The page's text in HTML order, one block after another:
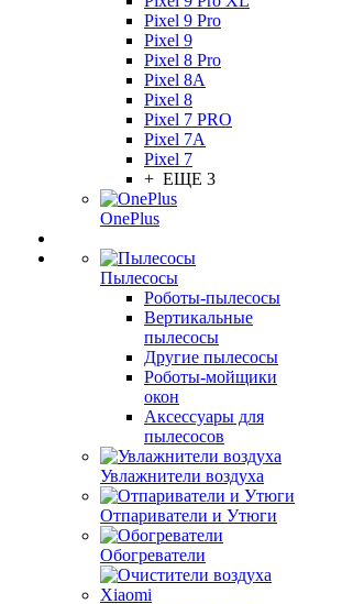
Pixel 9 Pro
Pixel 9
Pixel 8 Pro
Pixel 8A
Pixel 8
Pixel 7 PRO
Pixel 7A
Pixel 7
+ ЕЩЕ 3
OnePlus
Пылесосы
Роботы-пылесосы
Вертикальные
пылесосы
Другие пылесосы
Роботы-мойщики
окон
Аксессуары для
пылесосов
Увлажнители воздуха
Отпариватели и Утюги
Обогреватели